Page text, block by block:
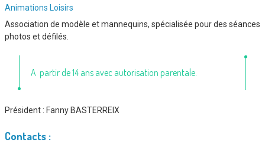
Type
d'association
Animations Loisirs
Association de modèle et mannequins, spécialisée pour des séances
photos et défilés.
A partir de 14 ans avec autorisation parentale.
Président : Fanny BASTERREIX
Contacts :